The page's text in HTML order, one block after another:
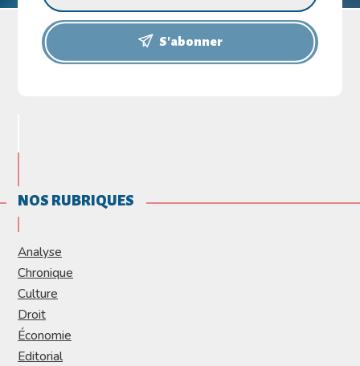
S'abonner
NOS RUBRIQUES
Analyse
Chronique
Culture
Droit
Économie
Editorial